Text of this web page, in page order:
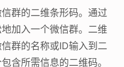
群的二维条形码。通过
加入一个微信群。二维
群的名称或ID输入到二
含所需信息的二维码。